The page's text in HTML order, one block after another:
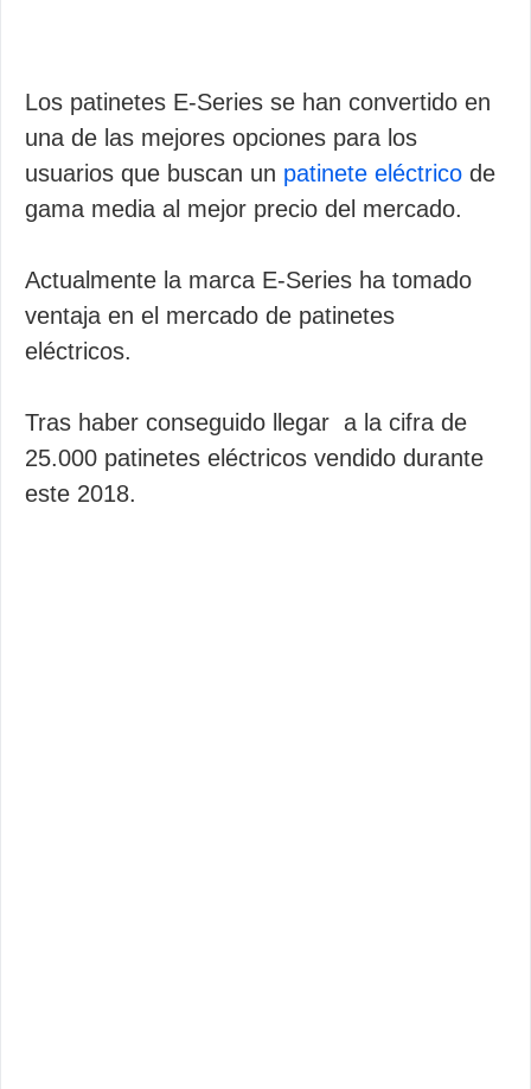
Los patinetes E-Series se han convertido en
una de las mejores opciones para los
usuarios que buscan un patinete eléctrico de
gama media al mejor precio del mercado.
Actualmente la marca E-Series ha tomado
ventaja en el mercado de patinetes
eléctricos.
Tras haber conseguido llegar a la cifra de
25.000 patinetes eléctricos vendido durante
este 2018.